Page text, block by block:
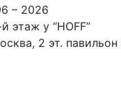
– 2026
этаж у “HOFF”
2 эт. павильон